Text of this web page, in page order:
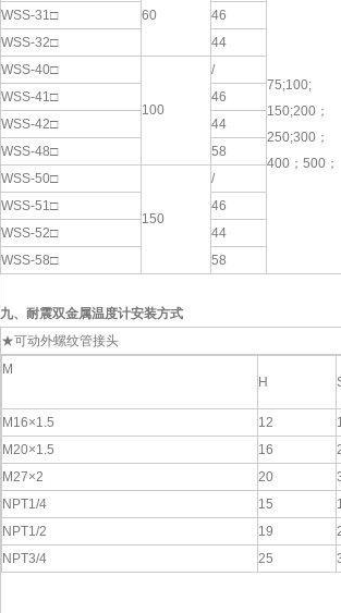
60
75;100;
150;200；
250;300；
400；500；
WSS-31□ 46
WSS-32□
44
WSS-40□
100
/
WSS-41□ 46
WSS-42□
44
WSS-48□
58
WSS-50□
150
/
WSS-51□ 46
WSS-52□
44
WSS-58□
58
九、 耐震双金属温度计安装方式
★可动外螺纹管接头
M
H
M16×1.5 12
M20×1.5 16
M27×2
20
NPT1/4
15
NPT1/2
19
NPT3/4
25